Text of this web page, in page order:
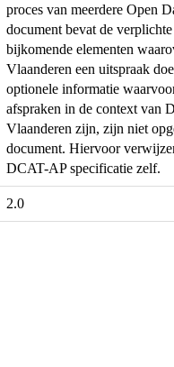
proces van meerdere Open
document bevat de
bijkomende elementen
Vlaanderen een uitspraak
optionele informatie
afspraken in de context van
Vlaanderen zijn, zijn niet
document. Hiervoor
DCAT-AP specificatie zelf.
2.0